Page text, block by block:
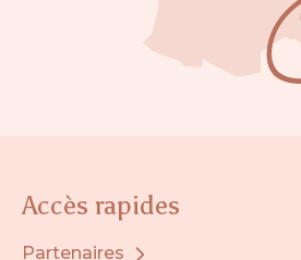
Accès rapides
Partenaires